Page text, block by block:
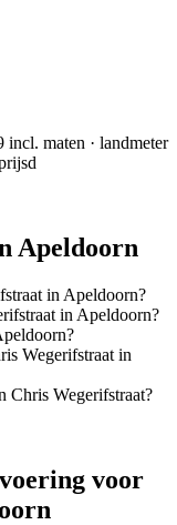
incl. maten · landmeter
Apeldoorn
in Apeldoorn?
in Apeldoorn?
Wegerifstraat in
Chris Wegerifstraat?
voor